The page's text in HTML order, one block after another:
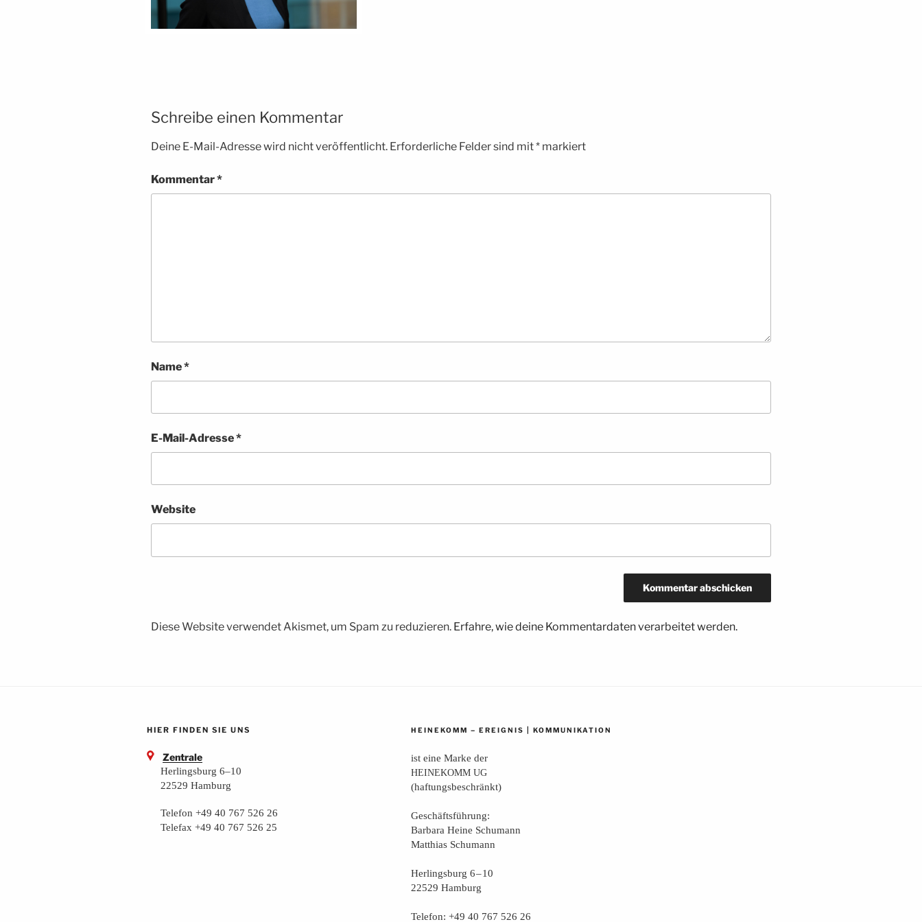
Schreibe einen Kommentar
Deine E-Mail-Adresse wird nicht veröffentlicht. Erforderliche Felder sind mit* markiert
Kommentar*
Name*
E-Mail-Adresse*
Website
Diese Website verwendet Akismet, um Spam zu reduzieren. Erfahre, wie deine Kommentardaten verarbeitet werden.
HIER FINDEN SIE UNS
Zentrale
Herlingsburg 6–10
22529 Hamburg
Telefon +49 40 767 526 26
Telefax +49 40 767 526 25
HEINEKOMM – EREIGNIS | KOMMUNIKATION
ist eine Mar­ke der
HEINEKOMM UG
(haf­tungs­be­schränkt)
Geschäfts­füh­rung:
Bar­ba­ra Hei­ne Schumann
Mat­thi­as Schumann
Her­lings­burg 6 – 10
22529 Hamburg
Tele­fon: +49 40 767 526 26